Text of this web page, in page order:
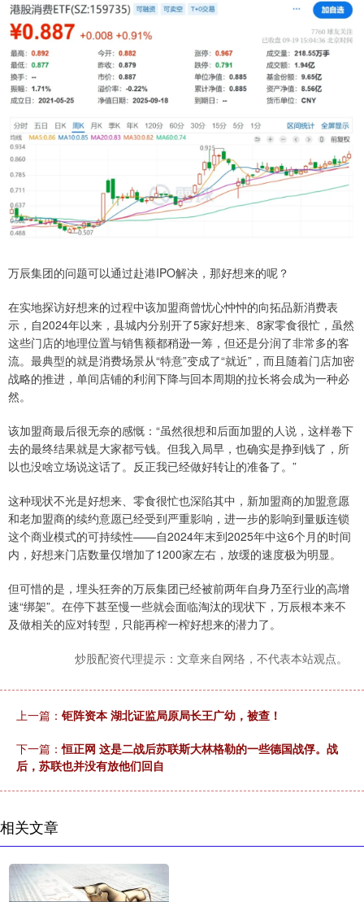
万辰集团的问题可以通过赴港IPO解决，那好想来的呢？
在实地探访好想来的过程中该加盟商曾忧心忡忡的向拓品新消费表
示，自2024年以来，县城内分别开了5家好想来、8家零食很忙，虽然
这些门店的地理位置与销售额都稍逊一筹，但还是分润了非常多的客
流。最典型的就是消费场景从“特意”变成了“就近”，而且随着门店加密
战略的推进，单间店铺的利润下降与回本周期的拉长将会成为一种必
然。
该加盟商最后很无奈的感慨：“虽然很想和后面加盟的人说，这样卷下
去的最终结果就是大家都亏钱。但我入局早，也确实是挣到钱了，所
以也没啥立场说这话了。反正我已经做好转让的准备了。”
这种现状不光是好想来、零食很忙也深陷其中，新加盟商的加盟意愿
和老加盟商的续约意愿已经受到严重影响，进一步的影响到量贩连锁
这个商业模式的可持续性——自2024年末到2025年中这6个月的时间
内，好想来门店数量仅增加了1200家左右，放缓的速度极为明显。
但可惜的是，埋头狂奔的万辰集团已经被前两年自身乃至行业的高增
速“绑架”。在停下甚至慢一些就会面临淘汰的现状下，万辰根本来不
及做相关的应对转型，只能再榨一榨好想来的潜力了。
炒股配资代理提示：文章来自网络，不代表本站观点。
上一篇： 钜阵资本 湖北证监局原局长王广幼，被查！
下一篇：恒正网 这是二战后苏联斯大林格勒的一些德国战俘。战
后，苏联也并没有放他们回自
相关文章